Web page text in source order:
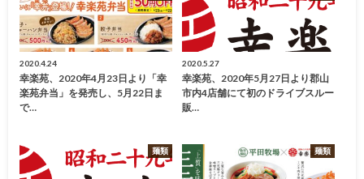
2020.4.24
幸楽苑、2020年4月23日より「幸
楽苑弁当」を発売し、5月22日ま
で…
2020.5.27
幸楽苑、2020年5月27日より郡山
市内4店舗にて初のドライブスルー
販…
麺類 麺類